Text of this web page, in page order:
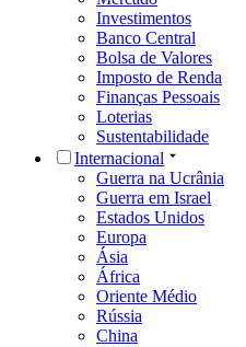
Investimentos
Banco Central
Bolsa de Valores
Imposto de Renda
Finanças Pessoais
Loterias
Sustentabilidade
Internacional
Guerra na Ucrânia
Guerra em Israel
Estados Unidos
Europa
Ásia
África
Oriente Médio
Rússia
China